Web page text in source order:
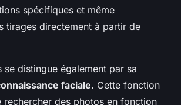
spécifiques et même
tirages directement à partir de
se distingue également par sa
faciale. Cette fonction
rechercher des photos en fonction